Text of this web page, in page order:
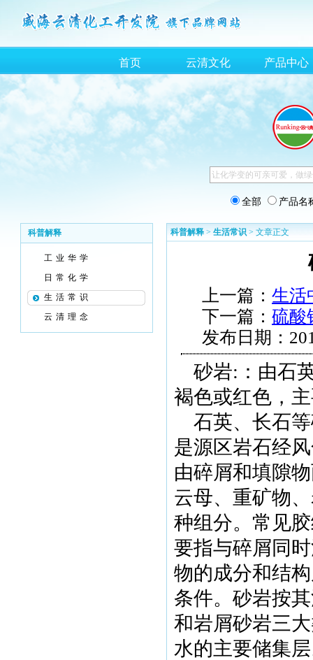
首页 云清文化 产品中心
全部 产品名
科普解释
工业华学
日常化学
生活常识
云清理念
科普解释 > 生活常识 > 文章正文
上一篇： 生活
下一篇： 硫酸
发布日期：
砂岩: ：由石
褐色或红色，
石英、长石
是源区岩石经
由碎屑和填隙
云母、重矿物
种组分。常见
要指与碎屑同
物的成分和结
条件。砂岩按
和岩屑砂岩三
水的主要储集